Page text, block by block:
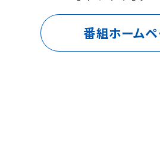
いドキッ！？】小室安未【食
稜雅(超特急)【スタジオゲス
番組内容
番組ホーム